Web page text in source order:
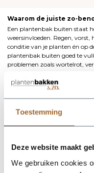
Toestemming
Deze website maakt
We gebruiken cookies
Waarom de juiste zo-
Een plantenbak buiten staat
weersinvloeden. Regen,
conditie van je planten én op
plantenbak buiten goed te
problemen zoals wortelrot,
kunnen groeien.
Drainage: de basis van
Een goede drainage is
buiten. Zonder drainage blijft
de wortels. Hydrokorrels
afgevoerd en dat de wortels
Door een laag hydrokorrels
anti-worteldoek voorkom je